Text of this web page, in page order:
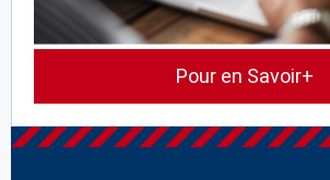
Pour en Savoir+